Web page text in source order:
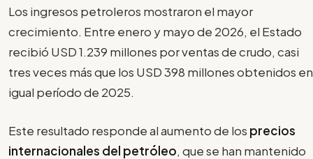
Los ingresos petroleros mostraron el mayor
crecimiento. Entre enero y mayo de 2026, el Estado
recibió USD 1.239 millones por ventas de crudo, casi
tres veces más que los USD 398 millones obtenidos en
igual período de 2025.
Este resultado responde al aumento de los precios
internacionales del petróleo, que se han mantenido